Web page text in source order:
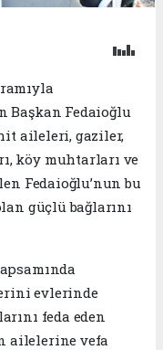
Başkan Fedaioğlu
aileleri, gaziler,
köy muhtarları ve
Fedaioğlu’nun bu
güçlü bağlarını
evlerinde
feda eden
ailelerine vefa